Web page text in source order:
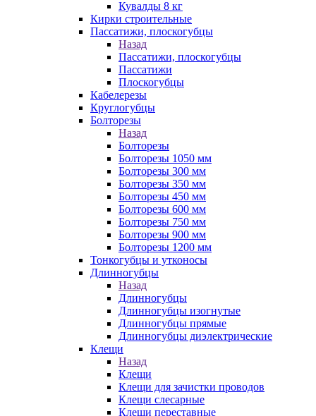
Кувалды 8 кг
Кирки строительные
Пассатижи, плоскогубцы
Назад
Пассатижи, плоскогубцы
Пассатижи
Плоскогубцы
Кабелерезы
Круглогубцы
Болторезы
Назад
Болторезы
Болторезы 1050 мм
Болторезы 300 мм
Болторезы 350 мм
Болторезы 450 мм
Болторезы 600 мм
Болторезы 750 мм
Болторезы 900 мм
Болторезы 1200 мм
Тонкогубцы и утконосы
Длинногубцы
Назад
Длинногубцы
Длинногубцы изогнутые
Длинногубцы прямые
Длинногубцы диэлектрические
Клещи
Назад
Клещи
Клещи для зачистки проводов
Клещи слесарные
Клещи переставные